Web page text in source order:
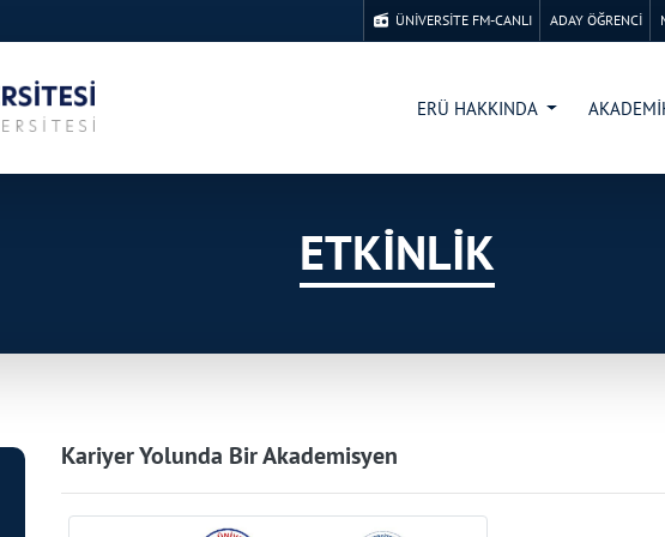
ÜNİVERSİTE FM-CANLI ADAY ÖĞRENCİ
ERÜ HAKKINDA
ETKİNLİK
Kariyer Yolunda Bir Akademisyen